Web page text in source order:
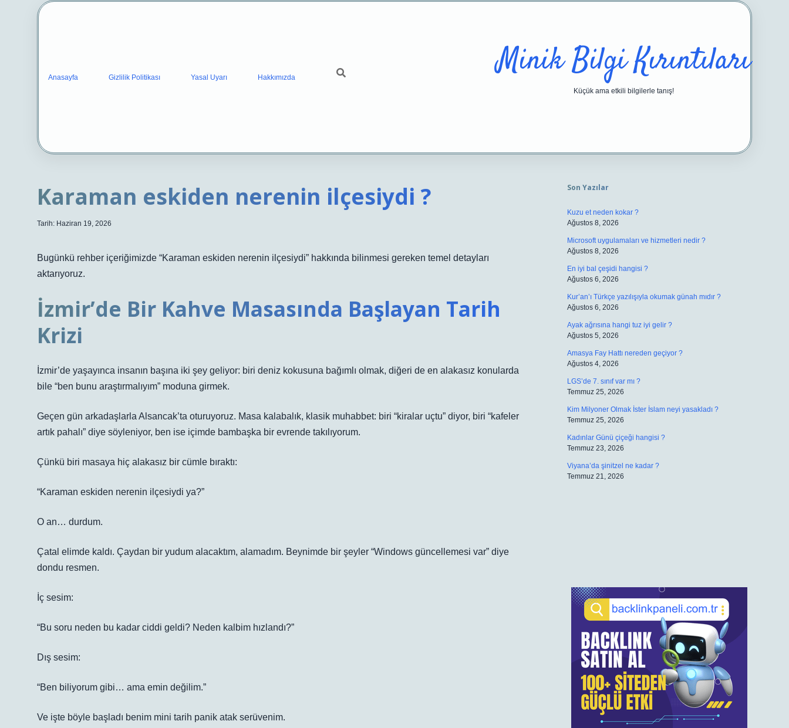
Anasayfa Gizlilik Politikası Yasal Uyarı Hakkımızda Minik Bilgi Kırıntıları
Küçük ama etkili bilgilerle tanış!
Karaman eskiden nerenin ilçesiydi ?
Tarih: Haziran 19, 2026
Bugünkü rehber içeriğimizde “Karaman eskiden nerenin ilçesiydi” hakkında bilinmesi gereken temel detayları
aktarıyoruz.
İzmir’de Bir Kahve Masasında Başlayan Tarih
Krizi
İzmir’de yaşayınca insanın başına iki şey geliyor: biri deniz kokusuna bağımlı olmak, diğeri de en alakasız konularda
bile “ben bunu araştırmalıyım” moduna girmek.
Geçen gün arkadaşlarla Alsancak’ta oturuyoruz. Masa kalabalık, klasik muhabbet: biri “kiralar uçtu” diyor, biri “kafeler
artık pahalı” diye söyleniyor, ben ise içimde bambaşka bir evrende takılıyorum.
Çünkü biri masaya hiç alakasız bir cümle bıraktı:
“Karaman eskiden nerenin ilçesiydi ya?”
O an… durdum.
Çatal elimde kaldı. Çaydan bir yudum alacaktım, alamadım. Beynimde bir şeyler “Windows güncellemesi var” diye
dondu resmen.
İç sesim:
“Bu soru neden bu kadar ciddi geldi? Neden kalbim hızlandı?”
Dış sesim:
“Ben biliyorum gibi… ama emin değilim.”
Ve işte böyle başladı benim mini tarih panik atak serüvenim.
Son Yazılar
Kuzu et neden kokar ?
Ağustos 8, 2026
Microsoft uygulamaları ve hizmetleri nedir ?
Ağustos 8, 2026
En iyi bal çeşidi hangisi ?
Ağustos 6, 2026
Kur’an’ı Türkçe yazılışıyla okumak günah mıdır ?
Ağustos 6, 2026
Ayak ağrısına hangi tuz iyi gelir ?
Ağustos 5, 2026
Amasya Fay Hattı nereden geçiyor ?
Ağustos 4, 2026
LGS’de 7. sınıf var mı ?
Temmuz 25, 2026
Kim Milyoner Olmak İster İslam neyi yasakladı ?
Temmuz 25, 2026
Kadınlar Günü çiçeği hangisi ?
Temmuz 23, 2026
Viyana’da şinitzel ne kadar ?
Temmuz 21, 2026